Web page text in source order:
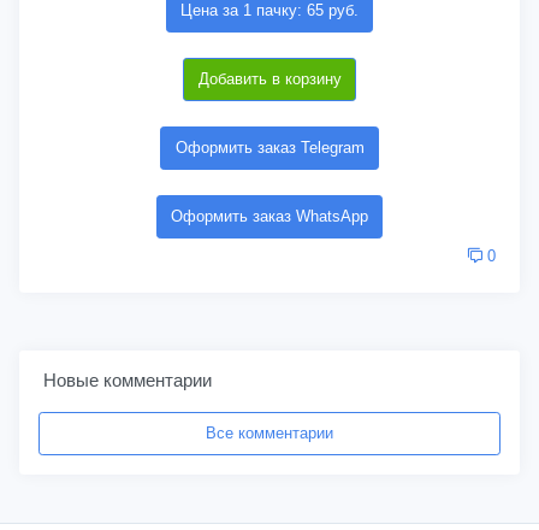
Цена за 1 пачку: 65 руб.
Добавить в корзину
Оформить заказ Telegram
Оформить заказ WhatsApp
0
Новые комментарии
Все комментарии